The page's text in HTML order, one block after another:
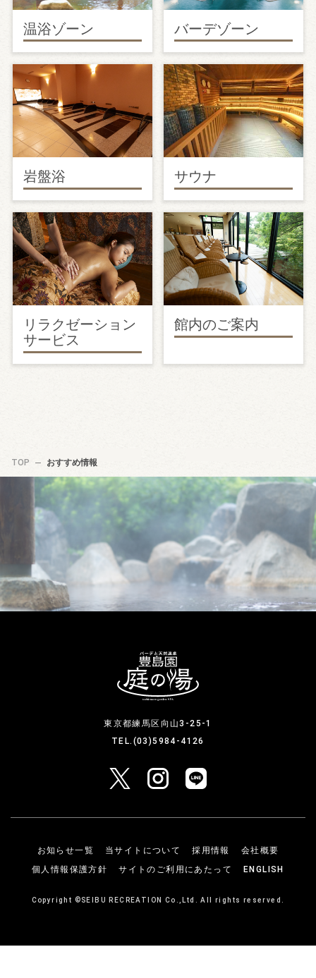
温浴ゾーン バーデゾーン
岩盤浴 サウナ
リラクゼーション
サービス
館内のご案内
TOP おすすめ情報
東京都練馬区向山3-25-1
TEL.(03)5984-4126
お知らせ一覧 当サイトについて 採用情報
会社概要
個人情報保護方針
サイトのご利用にあたって ENGLISH
Copyright ©SEIBU RECREATION Co.,Ltd. All rights reserved.